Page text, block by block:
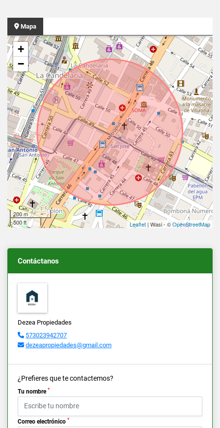
Mapa
+
−
200 m
500 ft
Leaflet | Wasi - ©OpenStreetMap
Contáctanos
Dezea Propiedades
573023942707
dezeapropiedades@gmail.com
¿Prefieres que te contactemos?
Tu nombre *
Correo electrónico *